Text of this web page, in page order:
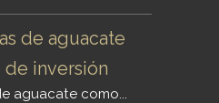
de aguacate
inversión
aguacate como...